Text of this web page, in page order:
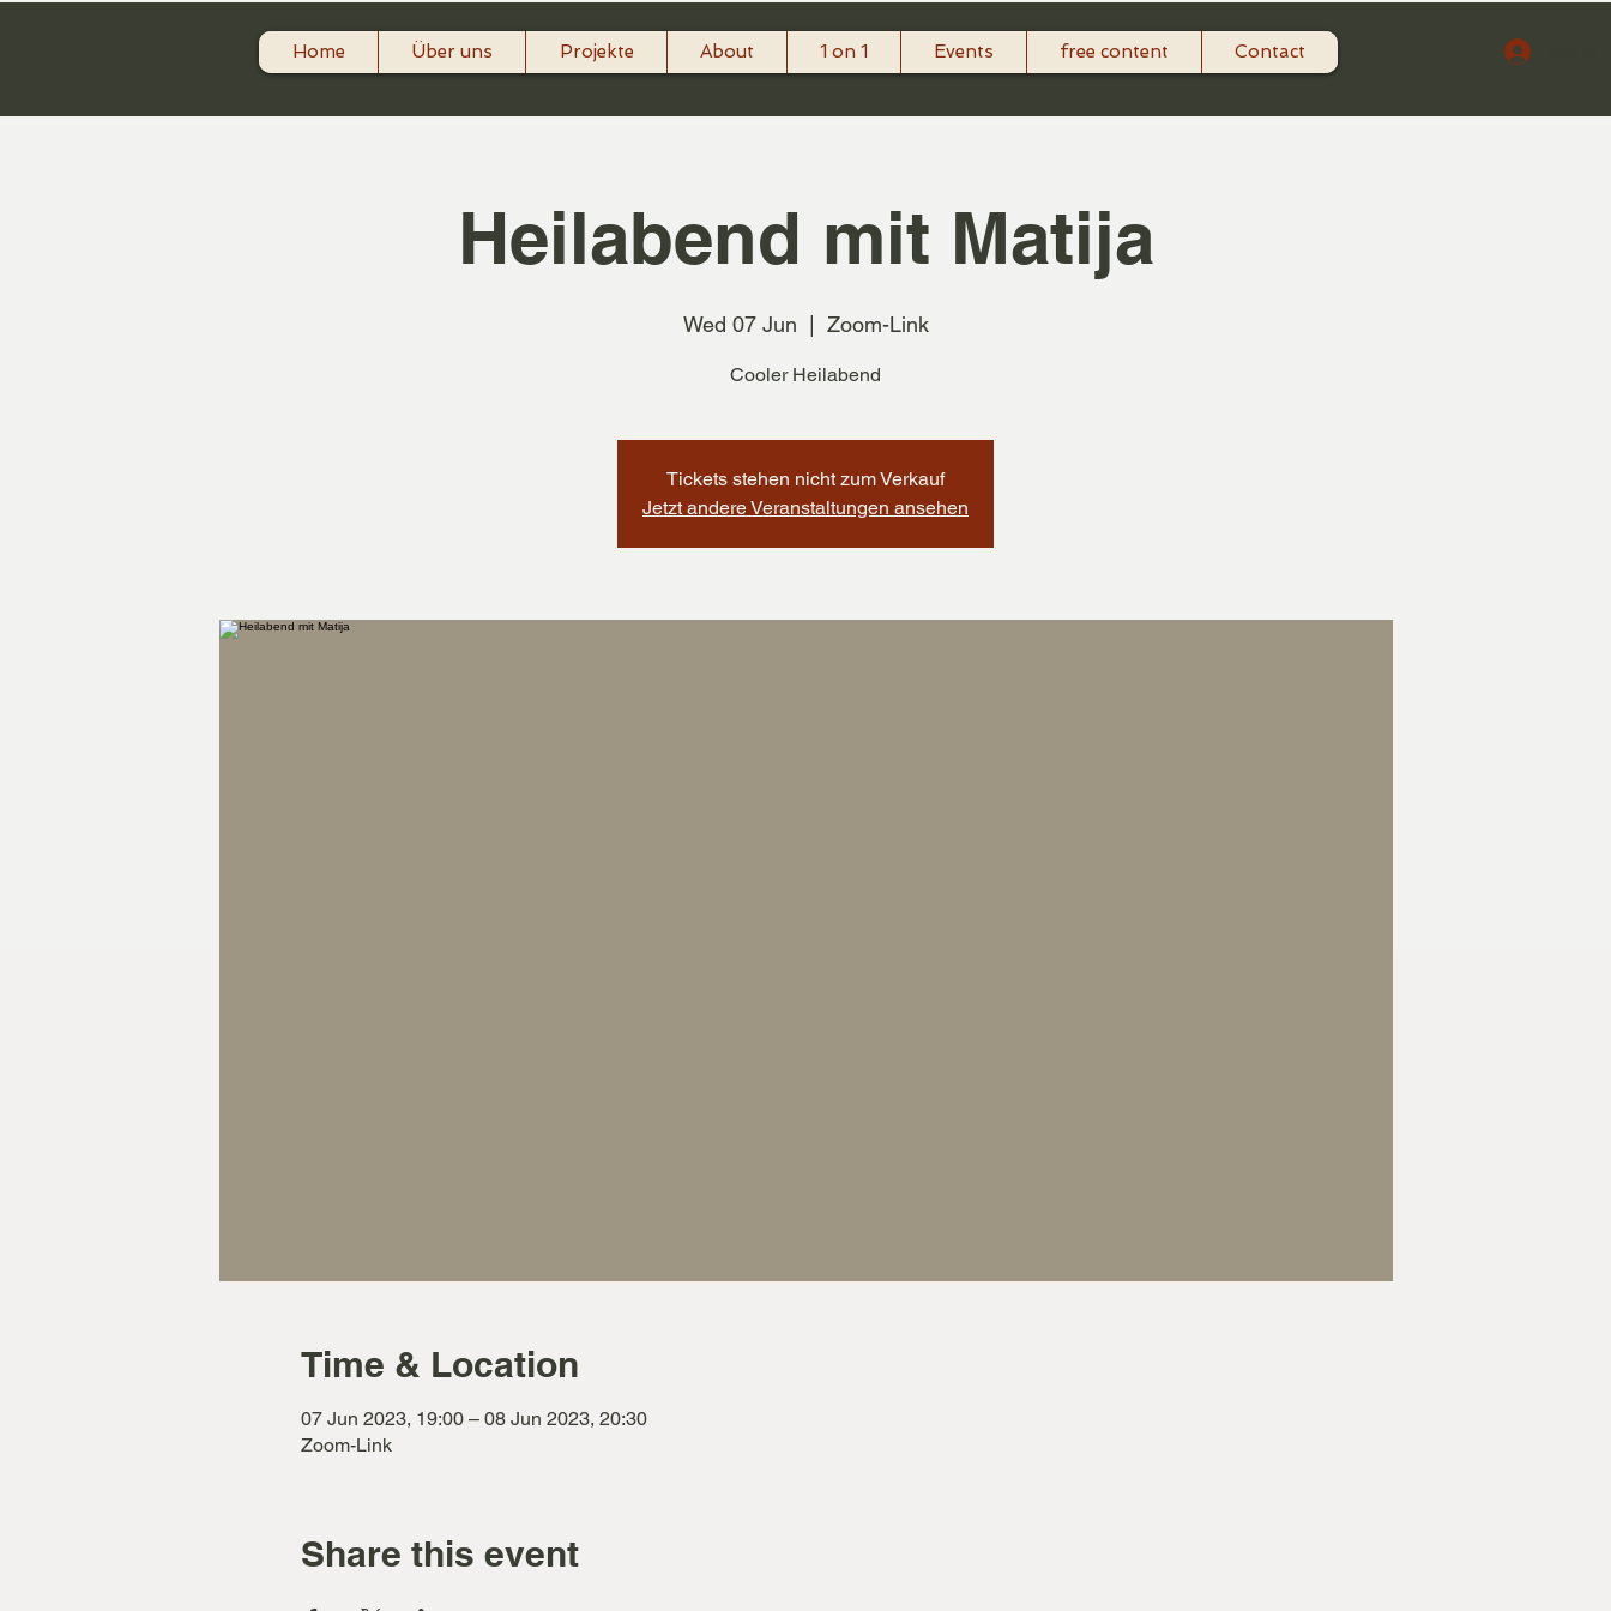
Home Über uns Projekte About 1 on 1 Events free content Contact
Heilabend mit Matija
Wed 07 Jun Zoom-Link
Cooler Heilabend
Tickets stehen nicht zum Verkauf
Jetzt andere Veranstaltungen ansehen
Time & Location
07 Jun 2023, 19:00 – 08 Jun 2023, 20:30
Zoom-Link
Share this event